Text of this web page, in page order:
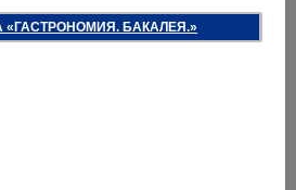
БАКАЛЕЯ.»